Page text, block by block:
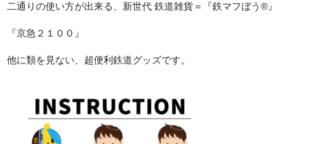
春夏物
秋冬物
二通りの使い方が出来る、新世代 鉄道雑貨＝『鉄マフぼう®』
『京急２１００』
他に類を見ない、超便利鉄道グッズです。